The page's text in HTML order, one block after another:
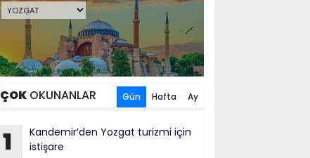
ÇOKOKUNANLAR Gün Hafta Ay
1
Kandemir’den Yozgat turizmi için
istişare